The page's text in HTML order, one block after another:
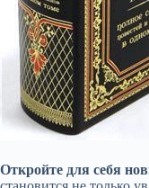
Откройте для себя